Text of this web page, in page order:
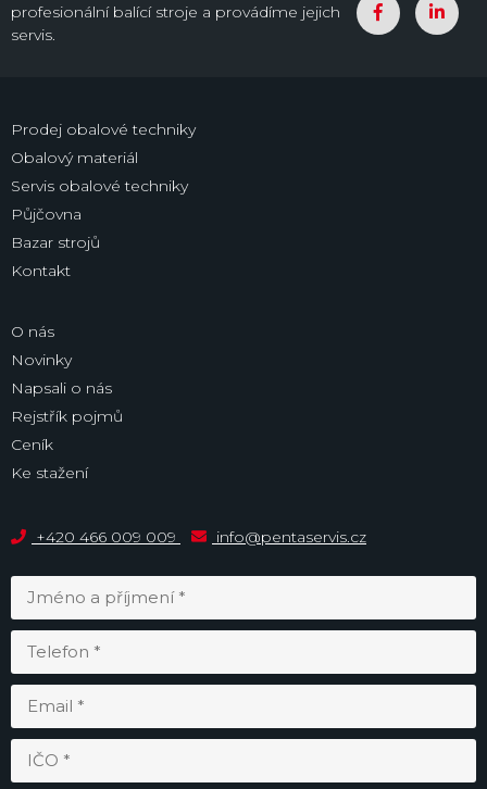
profesionální balící stroje a provádíme jejich
servis.
Prodej obalové techniky
Obalový materiál
Servis obalové techniky
Půjčovna
Bazar strojů
Kontakt
O nás
Novinky
Napsali o nás
Rejstřík pojmů
Ceník
Ke stažení
+420 466 009 009 info@pentaservis.cz